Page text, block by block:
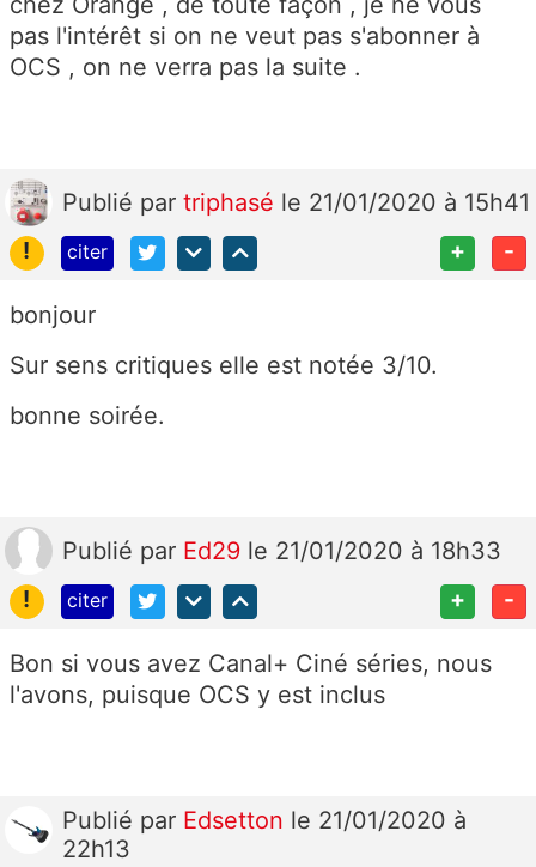
pas l'intérêt si on ne veut pas s'abonner à
OCS , on ne verra pas la suite .
Publié par triphasé le 21/01/2020 à 15h41
!
citer + -
bonjour
Sur sens critiques elle est notée 3/10.
bonne soirée.
Publié par Ed29 le 21/01/2020 à 18h33
!
citer + -
Bon si vous avez Canal+ Ciné séries, nous
l'avons, puisque OCS y est inclus
Publié par Edsetton le 21/01/2020 à
22h13